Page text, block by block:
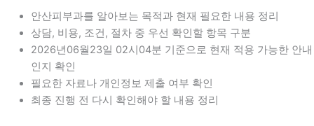
안산피부과를 알아보는 목적과 현재 필요한 내용 정리
상담, 비용, 조건, 절차 중 우선 확인할 항목 구분
2026년06월23일 02시04분 기준으로 현재 적용 가능한 안내
인지 확인
필요한 자료나 개인정보 제출 여부 확인
최종 진행 전 다시 확인해야 할 내용 정리